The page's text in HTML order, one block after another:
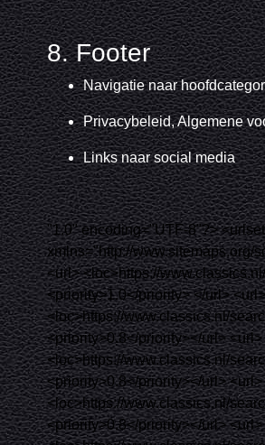
8. Footer
Navigatie naar
Privacybeleid, Algemene
Links naar social media
"1.0"encoding="UTF-8"?><urlset
xmlns="http://www.sitemaps.org/
<url><loc>https://
<priority>1.0</priority></url><url
<loc>https://www.classics.nl/
<priority>0.8</priority></url><url>
<loc>https://www.classics.nl/
<priority>0.8</priority></url><url>
<loc>https://www.classics.nl/
<priority>0.8</priority></url><url>